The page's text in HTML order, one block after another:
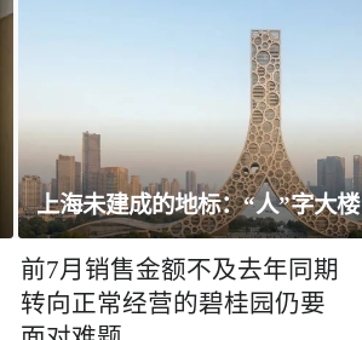
上海未建成的地标：“人”字大楼
前7月销售金额不及去年同期
转向正常经营的碧桂园仍要